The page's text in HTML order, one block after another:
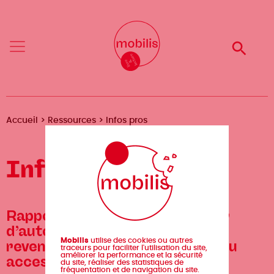
Menu
principal
Menu
Fil
Accueil Ressources Infos pros
Infos pros
Rappel. Le droit
d’auteur et les
revenus
accessoires.
Projet de loi
Darcos pour
l'économie du
livre
Mobilis utilise des cookies ou autres
traceurs pour faciliter l'utilisation du site,
améliorer la performance et la sécurité
du site, réaliser des statistiques de
fréquentation et de navigation du site.